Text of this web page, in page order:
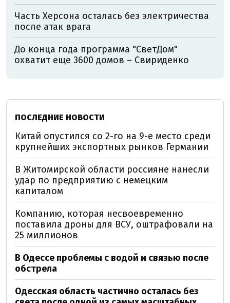
Часть Херсона осталась без электричества
после атак врага
До конца года программа "СветДом"
охватит еще 3600 домов – Свириденко
ПОСЛЕДНИЕ НОВОСТИ
Китай опустился со 2-го на 9-е место среди
крупнейших экспортных рынков Германии
В Житомирской области россияне нанесли
удар по предприятию с немецким
капиталом
Компанию, которая несвоевременно
поставила дроны для ВСУ, оштрафовали на
25 миллионов
В Одессе проблемы с водой и связью после
обстрела
Одесская область частично осталась без